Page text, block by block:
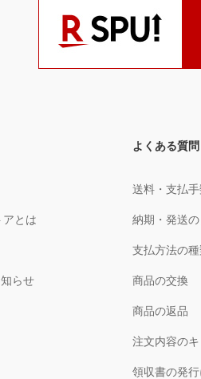
とは
らせ
よくある質問
送料・支払
納期・発送
支払方法の
商品の交換
商品の返品
注文内容の
領収書の発